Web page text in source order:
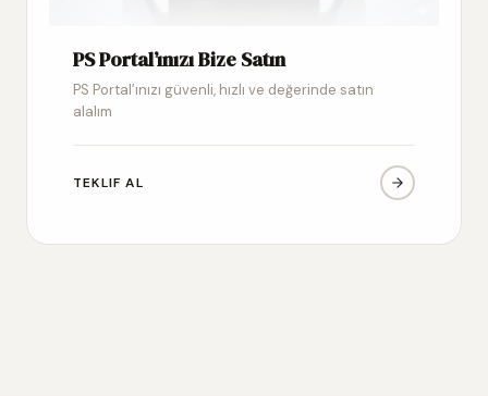
PS Portal’ınızı Bize Satın
PS Portal’ınızı güvenli, hızlı ve değerinde satın
alalım
TEKLIF AL